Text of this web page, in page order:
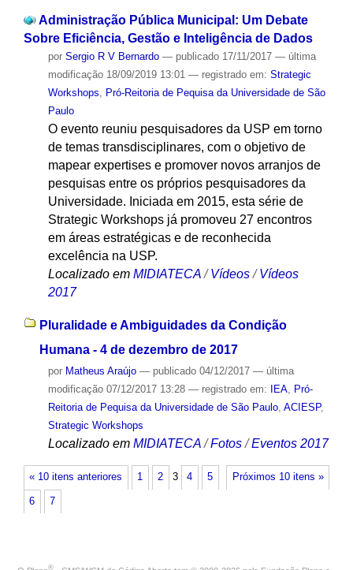
Administração Pública Municipal: Um Debate
Sobre Eficiência, Gestão e Inteligência de Dados
por Sergio R V Bernardo — publicado17/11/2017 — última
modificação18/09/2019 13:01 — registrado em: Strategic
Workshops
Pró-Reitoria de Pequisa da Universidade de São
Paulo
O evento reuniu pesquisadores da USP em torno
de temas transdisciplinares, com o objetivo de
mapear expertises e promover novos arranjos de
pesquisas entre os próprios pesquisadores da
Universidade. Iniciada em 2015, esta série de
Strategic Workshops já promoveu 27 encontros
em áreas estratégicas e de reconhecida
excelência na USP.
Localizado em MIDIATECA /Vídeos /Vídeos
2017
Pluralidade e Ambiguidades da Condição
Humana - 4 de dezembro de 2017
por Matheus Araújo — publicado04/12/2017 — última
modificação07/12/2017 13:28 — registrado em: IEA, Pró-
Reitoria de Pequisa da Universidade de São Paulo, ACIESP,
Strategic Workshops
Localizado em MIDIATECA /Fotos /Eventos 2017
« 10 itens anteriores Próximos 10 itens »
1 2 3 4 5
6 7
®